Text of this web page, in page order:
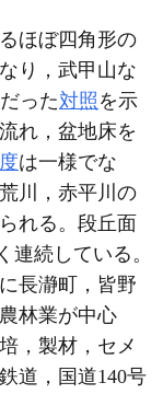
ほぼ四角形の
り，武甲山な
った対照 を示
れ，盆地床を
は一様でな
川，赤平川の
れる。段丘面
連続している。
長瀞町，皆野
林業が中心
，製材，セメ
道，国道140号